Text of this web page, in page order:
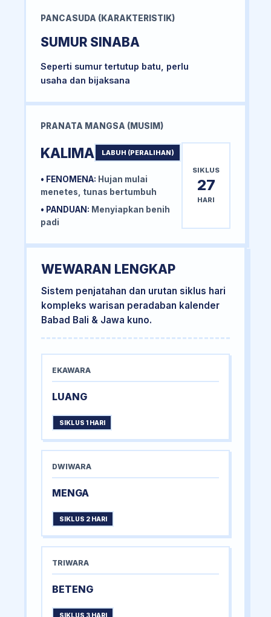
PANCASUDA (KARAKTERISTIK)
SUMUR SINABA
Seperti sumur tertutup batu, perlu
usaha dan bijaksana
PRANATA MANGSA (MUSIM)
KALIMA LABUH (PERALIHAN)
• FENOMENA: Hujan mulai
menetes, tunas bertumbuh
• PANDUAN: Menyiapkan benih
padi
SIKLUS
27
HARI
WEWARAN LENGKAP
Sistem penjatahan dan urutan siklus hari
kompleks warisan peradaban kalender
Babad Bali & Jawa kuno.
EKAWARA
LUANG
SIKLUS 1 HARI
DWIWARA
MENGA
SIKLUS 2 HARI
TRIWARA
BETENG
SIKLUS 3 HARI